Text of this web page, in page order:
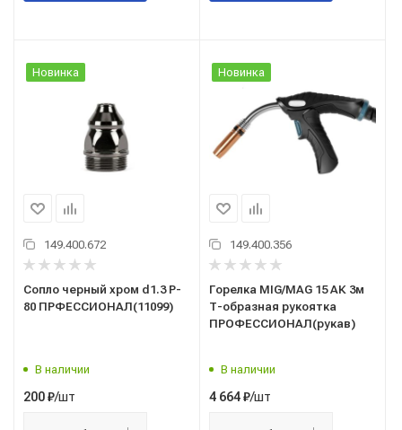
Новинка
149.400.672
Сопло черный хром d1.3 P-
80 ПРФЕССИОНАЛ(11099)
В наличии
200₽/шт
Новинка
149.400.356
Горелка MIG/MAG 15 АК 3м
Т-образная рукоятка
ПРОФЕССИОНАЛ(рукав)
В наличии
4 664₽/шт